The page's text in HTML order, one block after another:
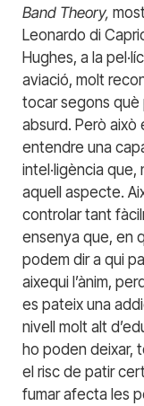
Band Theory,
Leonardo di
Hughes, a la
aviació, molt
tocar segons què
absurd. Però
entendre una
intel·ligència
aquell aspecte.
controlar tant
ensenya que, en
podem dir a qui
aixequi l’ànim,
es pateix una
nivell molt alt
ho poden deixar,
el risc de patir
fumar afecta les